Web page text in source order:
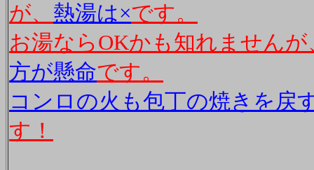
が、 熱湯は×です。
お湯ならOKかも知れませんが
方が懸命です。
コンロの火も包丁の焼きを戻
す！